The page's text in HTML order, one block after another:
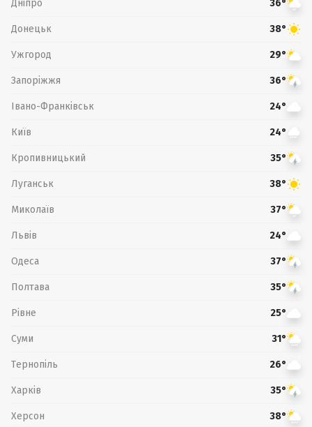
Дніпро 36°
Донецьк 38°
Ужгород 29°
Запоріжжя 36°
Івано-Франківськ 24°
Київ 24°
Кропивницький 35°
Луганськ 38°
Миколаїв 37°
Львів 24°
Одеса 37°
Полтава 35°
Рівне 25°
Суми 31°
Тернопіль 26°
Харків 35°
Херсон 38°